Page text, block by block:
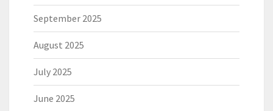
September 2025
August 2025
July 2025
June 2025